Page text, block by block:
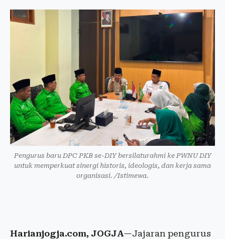
Pengurus baru DPC PKB se-DIY bersilaturahmi ke PWNU DIY
untuk memperkuat sinergi historis, ideologis, dan kerja sama
organisasi. /Istimewa.
Harianjogja.com, JOGJA—Jajaran pengurus